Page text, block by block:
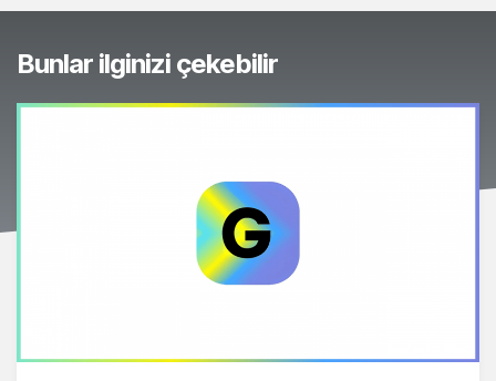
Bunlar ilginizi çekebilir